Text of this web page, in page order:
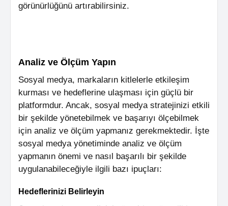
görünürlüğünü artırabilirsiniz.
Analiz ve Ölçüm Yapın
Sosyal medya, markaların kitlelerle etkileşim
kurması ve hedeflerine ulaşması için güçlü bir
platformdur. Ancak, sosyal medya stratejinizi etkili
bir şekilde yönetebilmek ve başarıyı ölçebilmek
için analiz ve ölçüm yapmanız gerekmektedir. İşte
sosyal medya yönetiminde analiz ve ölçüm
yapmanın önemi ve nasıl başarılı bir şekilde
uygulanabileceğiyle ilgili bazı ipuçları:
Hedeflerinizi Belirleyin